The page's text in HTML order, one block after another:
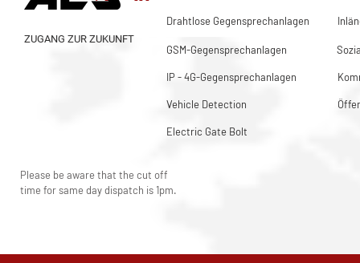
Drahtlose Gegensprechanlagen
ZUGANG ZUR ZUKUNFT
GSM-Gegensprechanlagen
IP - 4G-Gegensprechanlagen
Vehicle Detection
Electric Gate Bolt
Please be aware that the cut off
time for same day dispatch is 1pm.